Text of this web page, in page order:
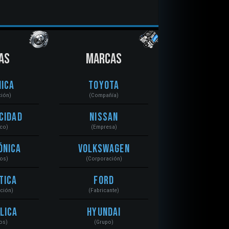
MARCAS
Toyota
(Compañía)
Nissan
(Empresa)
Volkswagen
(Corporación)
Ford
(Fabricante)
Hyundai
(Grupo)